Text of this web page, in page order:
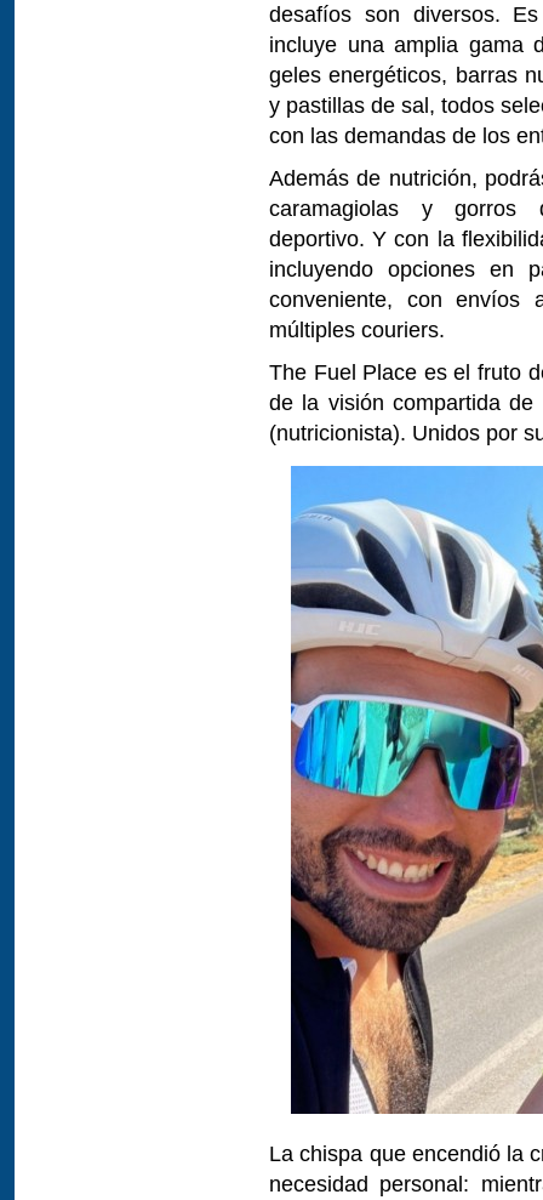
desafíos son diversos.
incluye una amplia gama
geles energéticos, barras
y pastillas de sal, todos
con las demandas de los
Además de nutrición,
caramagiolas y gorros
deportivo. Y con la
incluyendo opciones en
conveniente, con
múltiples couriers.
The Fuel Place es el fruto
de la visión compartida de
(nutricionista). Unidos por
La chispa que encendió la
necesidad personal: